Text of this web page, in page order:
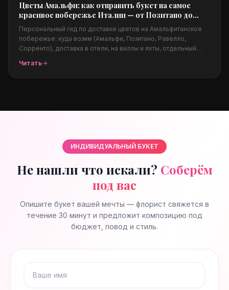
Цветы Амальфи: как отправить букет на самое
красивое побережье Италии — от Позитано до
Равелло
Персональный гид по доставке цветов на Амальфитанское
побережье: куда возим (Амальфи, Позитано, Равелло,
Сорренто), доставка в отели, на виллы и яхты, отдельный
какие цветы подходят климату, цены в евро и заказ из-за
Читать
ИНДИВИДУАЛЬНЫЙ БУКЕТ
Не нашли что искали? Соберём
под вас
Опишите букет вашей мечты — флорист свяжется в
течение 30 минут и предложит композицию под
бюджет, повод и стиль.